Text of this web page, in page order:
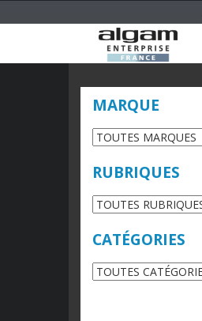
MARQUE
RUBRIQUES
CATÉGORIES